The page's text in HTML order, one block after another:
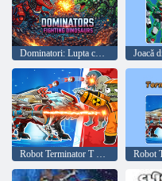
Dominatori: Lupta cu Dinozaurii
Robot Terminator T Rex